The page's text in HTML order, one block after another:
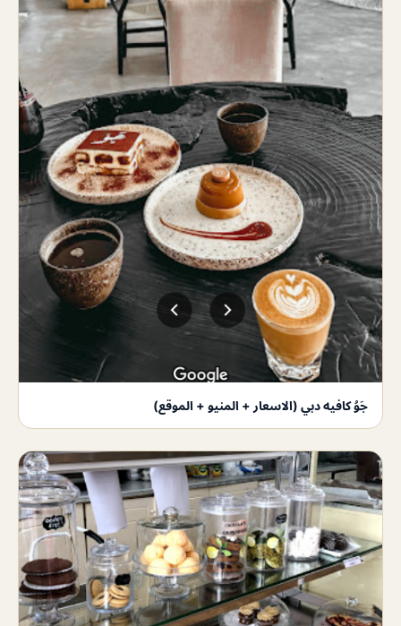
جَوُ كافيه دبي (الاسعار + المنيو + الموقع)